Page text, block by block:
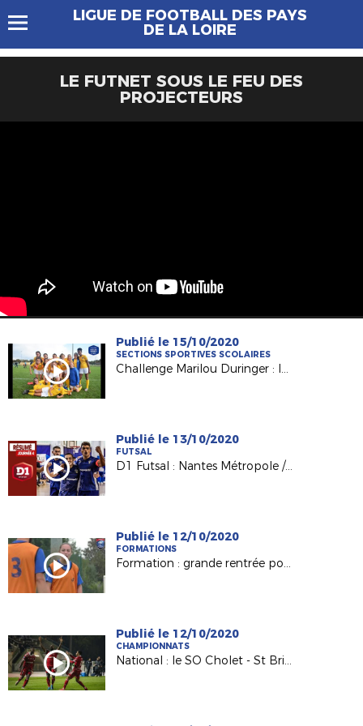
LIGUE DE FOOTBALL DES PAYS
DE LA LOIRE
LE FUTNET SOUS LE FEU DES
PROJECTEURS
Publié le 15/10/2020
SECTIONS SPORTIVES SCOLAIRES
Challenge Marilou Duringer : les collègiennes de Nantes La Colinière qualifiées !
Publié le 13/10/2020
FUTSAL
D1 Futsal : Nantes Métropole / Mouvaux Lile (1-6)
Publié le 12/10/2020
FORMATIONS
Formation : grande rentrée pour nos BMF Apprentissage
Publié le 12/10/2020
CHAMPIONNATS
National : le SO Cholet - St Brieuc (5-4), le résumé